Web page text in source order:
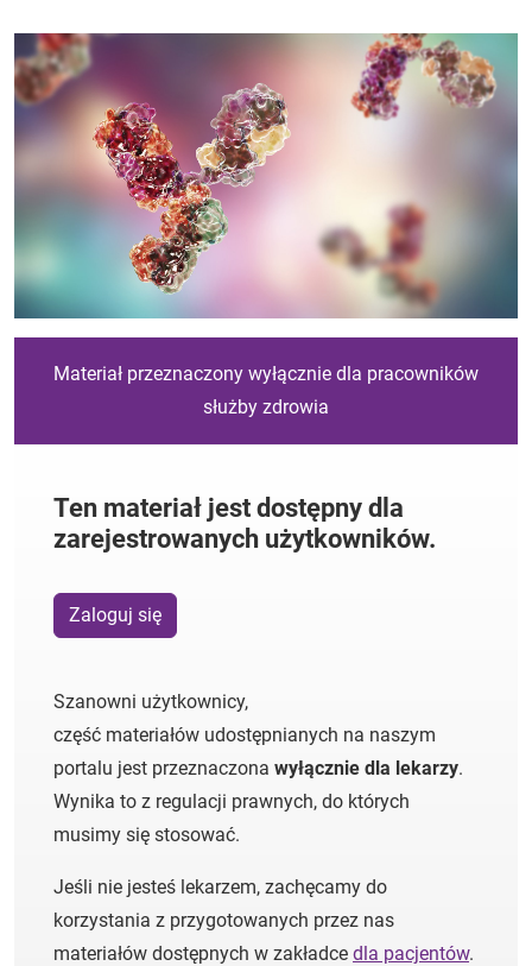
Materiał przeznaczony wyłącznie dla pracowników
służby zdrowia
Ten materiał jest dostępny dla
zarejestrowanych użytkowników.
Zaloguj się
Szanowni użytkownicy,
część materiałów udostępnianych na naszym
portalu jest przeznaczona wyłącznie dla lekarzy.
Wynika to z regulacji prawnych, do których
musimy się stosować.
Jeśli nie jesteś lekarzem, zachęcamy do
korzystania z przygotowanych przez nas
materiałów dostępnych w zakładce dla pacjentów.